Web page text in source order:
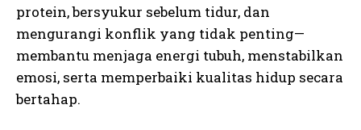
protein, bersyukur sebelum tidur, dan
mengurangi konflik yang tidak penting—
membantu menjaga energi tubuh, menstabilkan
emosi, serta memperbaiki kualitas hidup secara
bertahap.